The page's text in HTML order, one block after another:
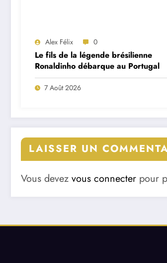
Alex Félix 0
Le fils de la légende brésilienne
Ronaldinho débarque au Portugal
7 Août 2026
LAISSER UN
Vous devez vous connecter pour